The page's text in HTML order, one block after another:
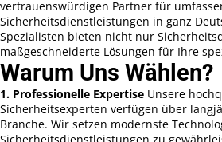
vertrauenswürdigen Partner für
Sicherheitsdienstleistungen in ganz
Spezialisten bieten nicht nur
maßgeschneiderte Lösungen für Ihre
Warum Uns Wählen?
1. Professionelle Expertise Unsere
Sicherheitsexperten verfügen über
Branche. Wir setzen modernste